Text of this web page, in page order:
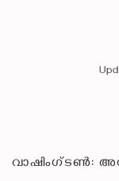
വാഷിംഗ്ടണ്‍: